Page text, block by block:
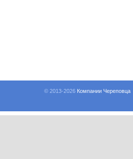
© 2013-2026 Компании Череповца